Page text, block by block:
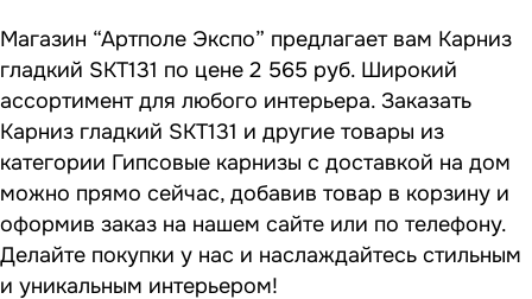
Магазин “Артполе Экспо” предлагает вам Карниз
гладкий SKT131 по цене 2 565 руб. Широкий
ассортимент для любого интерьера. Заказать
Карниз гладкий SKT131 и другие товары из
категории Гипсовые карнизы с доставкой на дом
можно прямо сейчас, добавив товар в корзину и
оформив заказ на нашем сайте или по телефону.
Делайте покупки у нас и наслаждайтесь стильным
и уникальным интерьером!